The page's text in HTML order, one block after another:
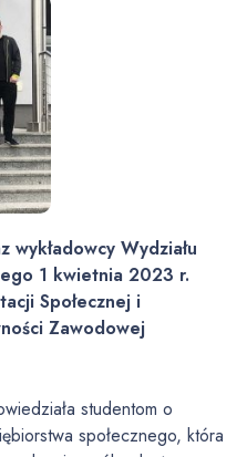
Wydziału
1 kwietnia 2023 r.
Społecznej i
Zawodowej
studentom o
społecznego, która